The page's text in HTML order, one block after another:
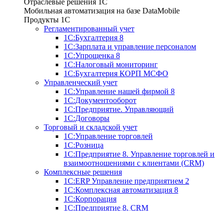
Отраслевые решения 1C
Мобильная автоматизация на базе DataMobile
Продукты 1С
Регламентированный учет
1С:Бухгалтерия 8
1С:Зарплата и управление персоналом
1С:Упрощенка 8
1С:Налоговый мониторинг
1С:Бухгалтерия КОРП МСФО
Управленческий учет
1С:Управление нашей фирмой 8
1С:Документооборот
1С:Предприятие. Управляющий
1С:Договоры
Торговый и складской учет
1С:Управление торговлей
1С:Розница
1С:Предприятие 8. Управление торговлей и
взаимоотношениями с клиентами (CRM)
Комплексные решения
1С:ERP Управление предприятием 2
1С:Комплексная автоматизация 8
1С:Корпорация
1С:Предприятие 8. CRM